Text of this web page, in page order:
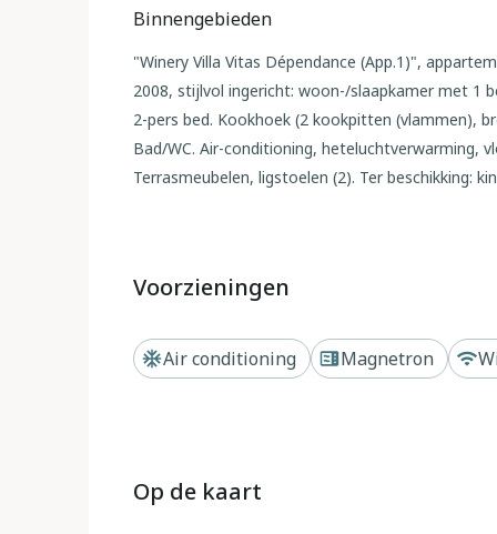
Binnengebieden
"Winery Villa Vitas Dépendance (App.1)",
2008, stijlvol ingericht: woon-/slaapkamer met 1
2-pers bed. Kookhoek (2 kookpitten (vlammen),
Bad/WC. Air-conditioning, heteluchtverwarming,
Terrasmeubelen, ligstoelen (2). Ter beschikking:
Strassoldo, 4.5 km van het centrum van
van zee. Voor medegebruik: terrein 12.000 m2,
Voorzieningen
Air conditioning Magnetron
Op de kaart